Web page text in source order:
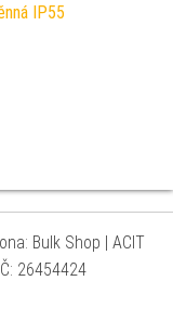
IP55
Bulk Shop | ACIT
26454424